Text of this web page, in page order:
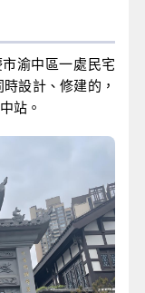
渝中區一處民宅
設計、修建的，
站。